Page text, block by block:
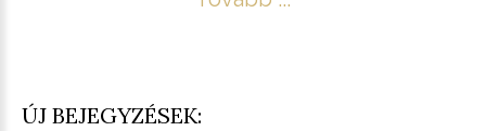
ÚJ BEJEGYZÉSEK: